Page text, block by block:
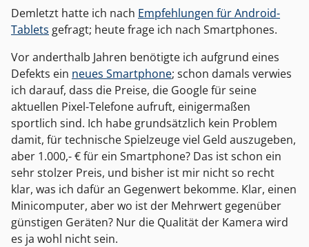
Demletzt hatte ich nach Empfehlungen für Android-
Tablets gefragt; heute frage ich nach Smartphones.
Vor anderthalb Jahren benötigte ich aufgrund eines
Defekts ein neues Smartphone; schon damals verwies
ich darauf, dass die Preise, die Google für seine
aktuellen Pixel-Telefone aufruft, einigermaßen
sportlich sind. Ich habe grundsätzlich kein Problem
damit, für technische Spielzeuge viel Geld auszugeben,
aber 1.000,- € für ein Smartphone? Das ist schon ein
sehr stolzer Preis, und bisher ist mir nicht so recht
klar, was ich dafür an Gegenwert bekomme. Klar, einen
Minicomputer, aber wo ist der Mehrwert gegenüber
günstigen Geräten? Nur die Qualität der Kamera wird
es ja wohl nicht sein.